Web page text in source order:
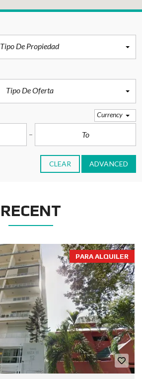
Tipo De Propiedad
Tipo De Oferta
Currency
CLEAR ADVANCED
RECENT
PARA ALQUILER